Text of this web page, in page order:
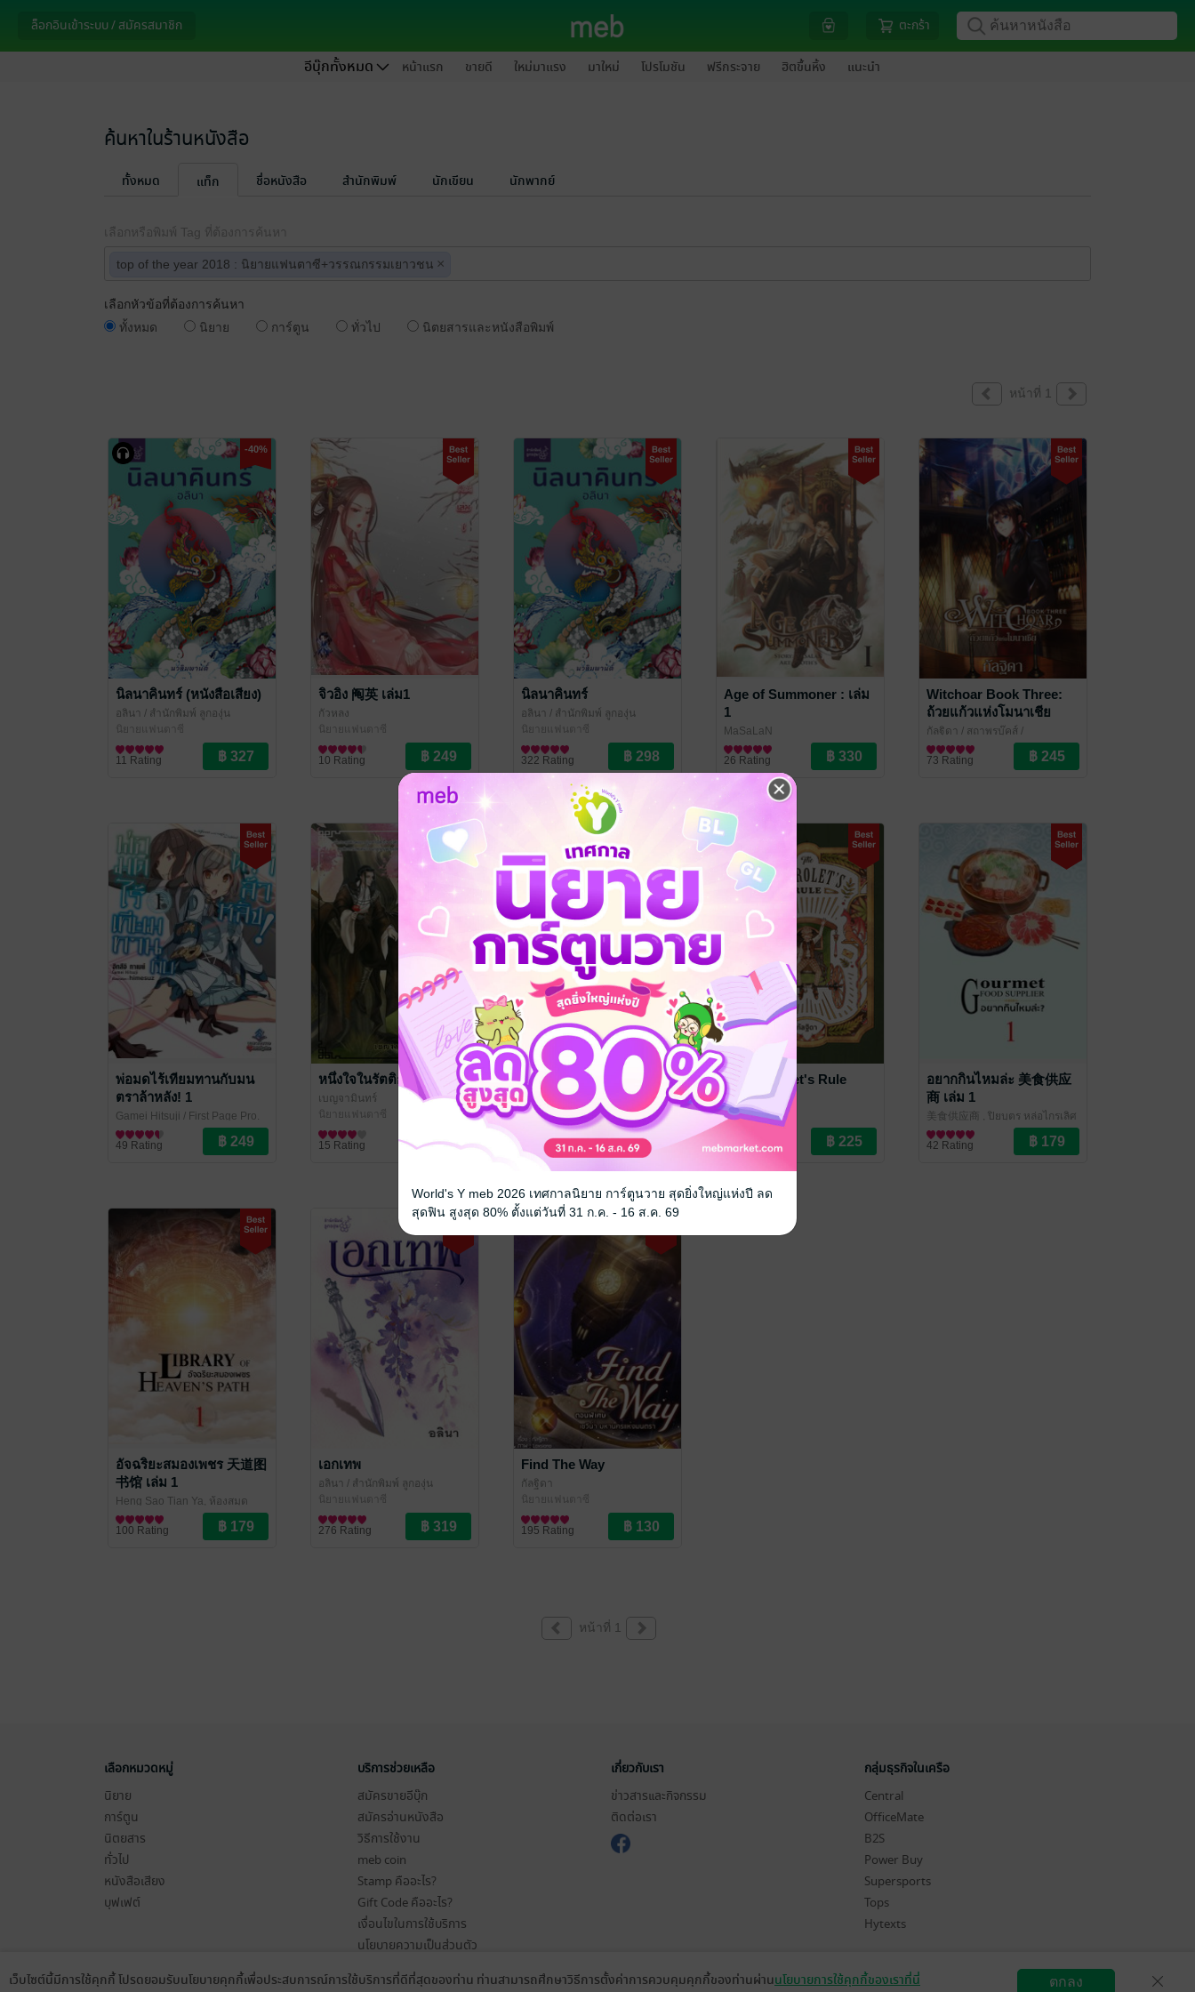
ล็อกอินเข้าระบบ / สมัครสมาชิก ตะกร้า
อีบุ๊กทั้งหมด หน้าแรก ขายดี ใหม่มาแรง มาใหม่ โปรโมชัน ฟรีกระจาย ฮิตขึ้นหิ้ง แนะนำ
ค้นหาในร้านหนังสือ
ทั้งหมด แท็ก ชื่อหนังสือ สำนักพิมพ์ นักเขียน นักพากย์
เลือกหรือพิมพ์ Tag ที่ต้องการค้นหา
top of the year 2018 : นิยายแฟนตาซี+วรรณกรรมเยาวชน ×
เลือกหัวข้อที่ต้องการค้นหา
ทั้งหมด
นิยาย การ์ตูน ทั่วไป นิตยสารและหนังสือพิมพ์
หน้าที่ 1
-40%
นิลนาคินทร์ (หนังสือเสียง)
อลินา / สำนักพิมพ์ ลูกองุ่น
นิยายแฟนตาซี
11 Rating
จิวอิง 阄英 เล่ม1
กัวหลง
นิยายแฟนตาซี
10 Rating
นิลนาคินทร์
อลินา / สำนักพิมพ์ ลูกองุ่น
นิยายแฟนตาซี
322 Rating
Age of Summoner : เล่ม
1
MaSaLaN
นิยายแฟนตาซี
26 Rating
Witchoar Book Three:
ถ้วยแก้วแห่งโมนาเชีย
(เล่ม 3)
กัลฐิดา / สถาพรบุ๊คส์ /
Satapornbooks
นิยายแฟนตาซี
73 Rating
พ่อมดไร้เทียมทานกับมน
ตราล้าหลัง! 1
Gamei Hitsuji / First Page Pro.
ไลท์โนเวล
49 Rating
หนึ่งใจในรัตติกาล
เบญจามินทร์
นิยายแฟนตาซี
15 Rating
เกมดิ่งนรก เล่มที่ 1
นักฆ่าหมายเลขแปด
นิยายแฟนตาซี
24 Rating
The Dagrolet's Rule
กัลฐิดา
นิยายแฟนตาซี
49 Rating
อยากกินไหมล่ะ 美食供应
商 เล่ม 1
美食供应商 , ปิยบุตร หล่อไกรเลิศ
แปล/ hongsamut.com
นิยายแฟนตาซี
42 Rating
อัจฉริยะสมองเพชร 天道图
书馆 เล่ม 1
Heng Sao Tian Ya, ห้องสมุด
แปล/ hongsamut.com
นิยายแฟนตาซี
100 Rating
เอกเทพ
อลินา / สำนักพิมพ์ ลูกองุ่น
นิยายแฟนตาซี
276 Rating
Find The Way
กัลฐิดา
นิยายแฟนตาซี
195 Rating
หน้าที่ 1
เลือกหมวดหมู่
นิยาย
การ์ตูน
นิตยสาร
ทั่วไป
หนังสือเสียง
บุฟเฟต์
บริการช่วยเหลือ
สมัครขายอีบุ๊ก
สมัครอ่านหนังสือ
วิธีการใช้งาน
meb coin
Stamp คืออะไร?
Gift Code คืออะไร?
เงื่อนไขในการใช้บริการ
นโยบายความเป็นส่วนตัว
แผนผังเว็บไซต์
เกี่ยวกับเรา
ข่าวสารและกิจกรรม
ติดต่อเรา
กลุ่มธุรกิจในเครือ
Central
OfficeMate
B2S
Power Buy
Supersports
Tops
Hytexts
เว็บไซต์นี้มีการใช้คุกกี้ โปรดยอมรับนโยบายคุกกี้เพื่อประสบการณ์การใช้บริการที่ดีที่สุดของท่าน ท่านสามารถศึกษาวิธีการตั้งค่าการควบคุมคุกกี้ของท่านผ่านนโยบายการใช้คุกกี้ของเราที่นี่ ตกลง
World's Y meb 2026 เทศกาลนิยาย การ์ตูนวาย สุดยิ่งใหญ่แห่งปี ลด
สุดฟิน สูงสุด 80% ตั้งแต่วันที่ 31 ก.ค. - 16 ส.ค. 69